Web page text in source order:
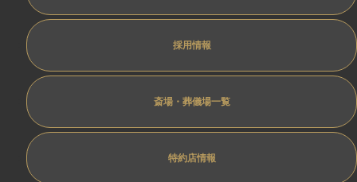
採用情報
斎場・葬儀場一覧
特約店情報